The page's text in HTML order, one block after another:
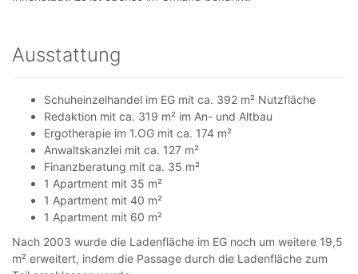
Ausstattung
Schuheinzelhandel im EG mit ca. 392 m² Nutzfläche
Redaktion mit ca. 319 m² im An- und Altbau
Ergotherapie im 1.OG mit ca. 174 m²
Anwaltskanzlei mit ca. 127 m²
Finanzberatung mit ca. 35 m²
1 Apartment mit 35 m²
1 Apartment mit 40 m²
1 Apartment mit 60 m²
Nach 2003 wurde die Ladenfläche im EG noch um weitere 19,5
m² erweitert, indem die Passage durch die Ladenfläche zum